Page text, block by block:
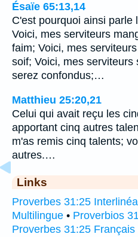
Ésaïe 65:13,14
C'est pourquoi ainsi parle
Voici, mes serviteurs
faim; Voici, mes
soif; Voici, mes serviteurs
serez confondus;…
Matthieu 25:20,21
Celui qui avait reçu les
apportant cinq autres
m'as remis cinq talents;
autres.…
Links
Proverbes 31:25
Multilingue • Proverbios
Proverbes 31:25 Français